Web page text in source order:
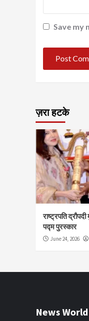
Save my
ज़रा हटके
राष्ट्रपति
पद्म पुरस्कार
June 24, 2026
News